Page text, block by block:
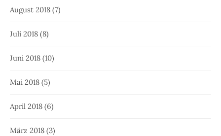
August 2018 (7)
Juli 2018 (8)
Juni 2018 (10)
Mai 2018 (5)
April 2018 (6)
März 2018 (3)